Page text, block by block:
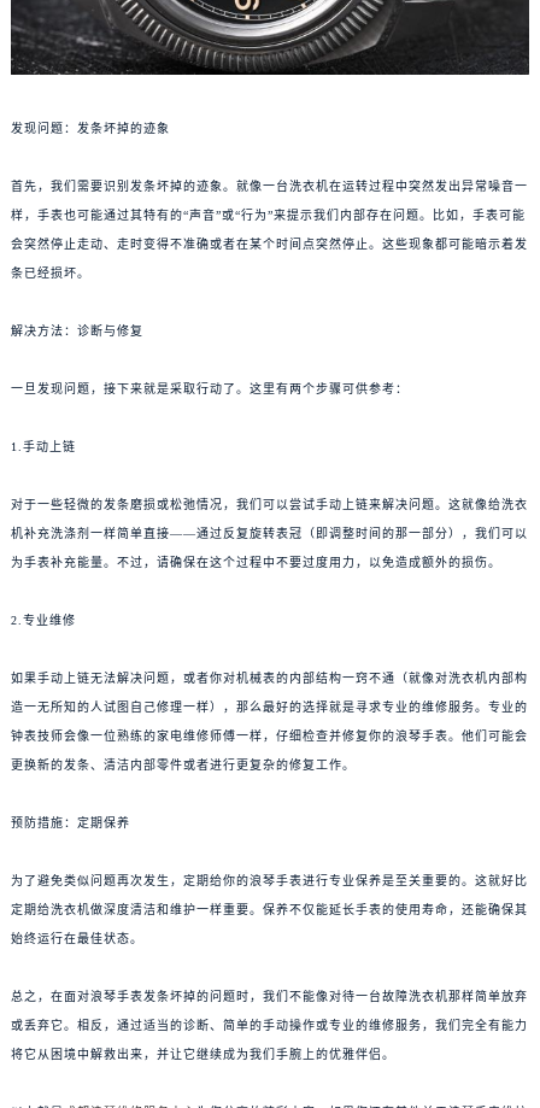
发现问题：发条坏掉的迹象
首先，我们需要识别发条坏掉的迹象。就像一台洗衣机在运转过程中突然发出异常噪音一
样，手表也可能通过其特有的“声音”或“行为”来提示我们内部存在问题。比如，手表可能
会突然停止走动、走时变得不准确或者在某个时间点突然停止。这些现象都可能暗示着发
条已经损坏。
解决方法：诊断与修复
一旦发现问题，接下来就是采取行动了。这里有两个步骤可供参考：
1.手动上链
对于一些轻微的发条磨损或松弛情况，我们可以尝试手动上链来解决问题。这就像给洗衣
机补充洗涤剂一样简单直接——通过反复旋转表冠（即调整时间的那一部分），我们可以
为手表补充能量。不过，请确保在这个过程中不要过度用力，以免造成额外的损伤。
2.专业维修
如果手动上链无法解决问题，或者你对机械表的内部结构一窍不通（就像对洗衣机内部构
造一无所知的人试图自己修理一样），那么最好的选择就是寻求专业的维修服务。专业的
钟表技师会像一位熟练的家电维修师傅一样，仔细检查并修复你的浪琴手表。他们可能会
更换新的发条、清洁内部零件或者进行更复杂的修复工作。
预防措施：定期保养
为了避免类似问题再次发生，定期给你的浪琴手表进行专业保养是至关重要的。这就好比
定期给洗衣机做深度清洁和维护一样重要。保养不仅能延长手表的使用寿命，还能确保其
始终运行在最佳状态。
总之，在面对浪琴手表发条坏掉的问题时，我们不能像对待一台故障洗衣机那样简单放弃
或丢弃它。相反，通过适当的诊断、简单的手动操作或专业的维修服务，我们完全有能力
将它从困境中解救出来，并让它继续成为我们手腕上的优雅伴侣。